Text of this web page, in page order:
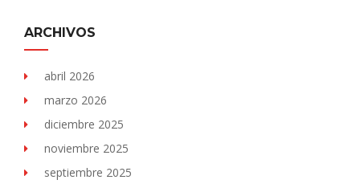
ARCHIVOS
abril 2026
marzo 2026
diciembre 2025
noviembre 2025
septiembre 2025